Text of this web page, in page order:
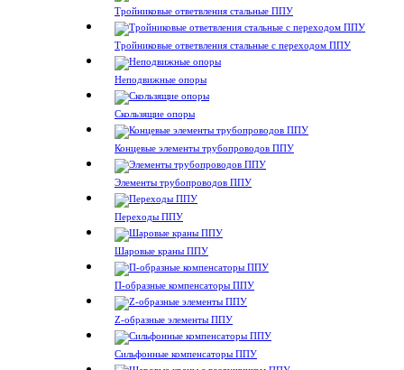
Тройниковые ответвления стальные ППУ
Тройниковые ответвления стальные с переходом ППУ
Неподвижные опоры
Скользящие опоры
Концевые элементы трубопроводов ППУ
Элементы трубопроводов ППУ
Переходы ППУ
Шаровые краны ППУ
П-образные компенсаторы ППУ
Z-образные элементы ППУ
Сильфонные компенсаторы ППУ